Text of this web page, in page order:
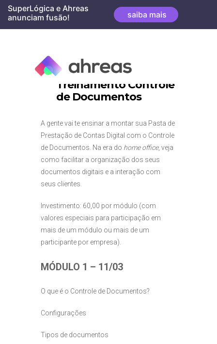
Skip
content
SuperLógica e Ahreas
anunciam fusão!
saiba mais
Treinamento Controle
de Documentos
A gente vai te ensinar a montar sua Pasta de
Prestação de Contas Digital com o Controle
de Documentos. Na era do home office, veja
como facilitar a organização dos seus
documentos digitais e a interação com
seus clientes.
Investimento: 60,00 por módulo (com
valores especiais para participação em
mais de um módulo ou mais de um
participante por empresa).
MÓDULO 1 – 11/03
O que é o Controle de Documentos?
Configurações
Tipos de documentos